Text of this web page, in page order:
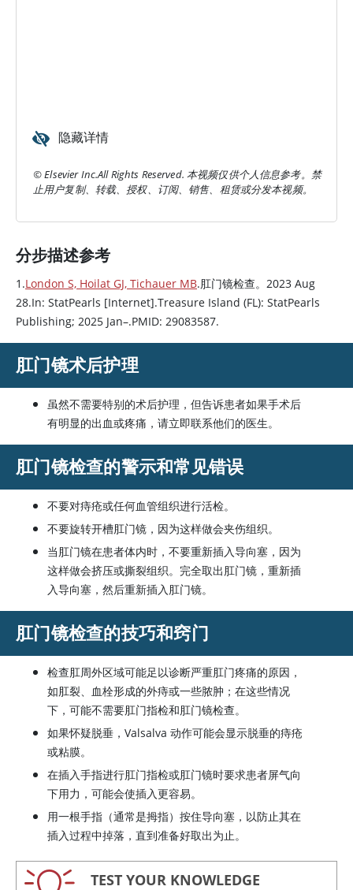
隐藏详情
© Elsevier Inc.All Rights Reserved. 本视频仅供个人信息参考。禁
止用户复制、转载、授权、订阅、销售、租赁或分发本视频。
分步描述参考
1.London S, Hoilat GJ, Tichauer MB.肛门镜检查。2023 Aug
28.In: StatPearls [Internet].Treasure Island (FL): StatPearls
Publishing; 2025 Jan–.PMID: 29083587.
肛门镜术后护理
虽然不需要特别的术后护理，但告诉患者如果手术后
有明显的出血或疼痛，请立即联系他们的医生。
肛门镜检查的警示和常见错误
不要对痔疮或任何血管组织进行活检。
不要旋转开槽肛门镜，因为这样做会夹伤组织。
当肛门镜在患者体内时，不要重新插入导向塞，因为
这样做会挤压或撕裂组织。完全取出肛门镜，重新插
入导向塞，然后重新插入肛门镜。
肛门镜检查的技巧和窍门
检查肛周外区域可能足以诊断严重肛门疼痛的原因，
如肛裂、血栓形成的外痔或一些脓肿；在这些情况
下，可能不需要肛门指检和肛门镜检查。
如果怀疑脱垂，Valsalva 动作可能会显示脱垂的痔疮
或粘膜。
在插入手指进行肛门指检或肛门镜时要求患者屏气向
下用力，可能会使插入更容易。
用一根手指（通常是拇指）按住导向塞，以防止其在
插入过程中掉落，直到准备好取出为止。
TEST YOUR KNOWLEDGE